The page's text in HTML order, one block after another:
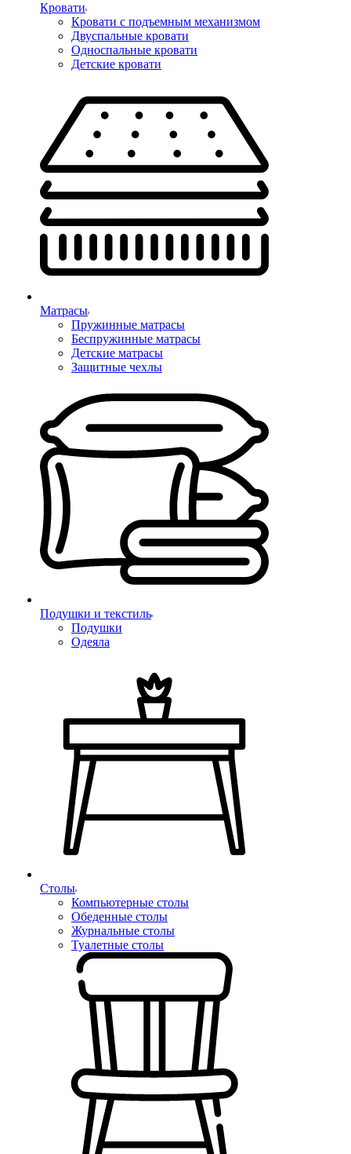
Кровати
Кровати с подъемным механизмом
Двуспальные кровати
Односпальные кровати
Детские кровати
Матрасы
Пружинные матрасы
Беспружинные матрасы
Детские матрасы
Защитные чехлы
Подушки и текстиль
Подушки
Одеяла
Столы
Компьютерные столы
Обеденные столы
Журнальные столы
Туалетные столы